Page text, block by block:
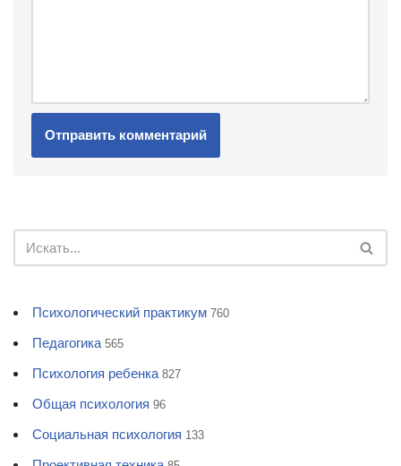
Психологический практикум 760
Педагогика 565
Психология ребенка 827
Общая психология 96
Социальная психология 133